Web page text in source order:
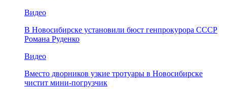
Видео
В Новосибирске установили бюст генпрокурора СССР
Романа Руденко
Видео
Вместо дворников узкие тротуары в Новосибирске
чистит мини-погрузчик